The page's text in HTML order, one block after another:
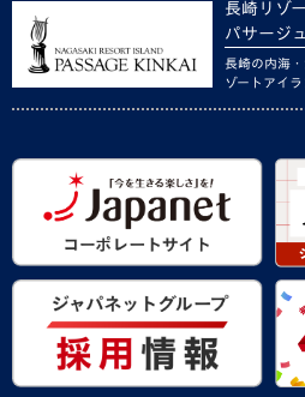
長崎リゾ
パサージ
長崎の内海
ゾートアイラ